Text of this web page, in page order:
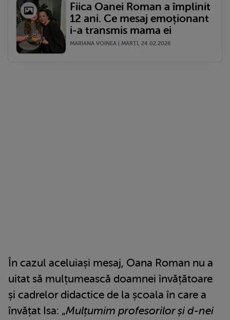
Fiica Oanei Roman a împlinit
12 ani. Ce mesaj emoționant
i-a transmis mama ei
MARIANA VOINEA | MARŢI, 24.02.2026
În cazul aceluiași mesaj, Oana Roman nu a
uitat să mulțumească doamnei învățătoare
și cadrelor didactice de la școala în care a
învățat Isa: „Mulțumim profesorilor și d-nei